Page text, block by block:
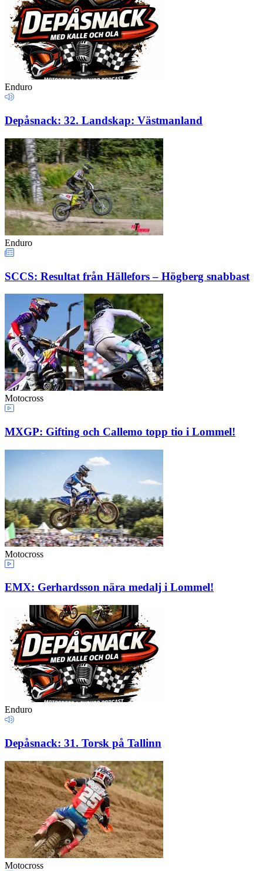
Enduro
Depåsnack: 32. Landskap: Västmanland
Enduro
SCCS: Resultat från Hällefors – Högberg snabbast
Motocross
MXGP: Gifting och Callemo topp tio i Lommel!
Motocross
EMX: Gerhardsson nära medalj i Lommel!
Enduro
Depåsnack: 31. Torsk på Tallinn
Motocross